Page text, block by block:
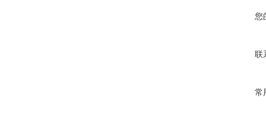
您
联
常